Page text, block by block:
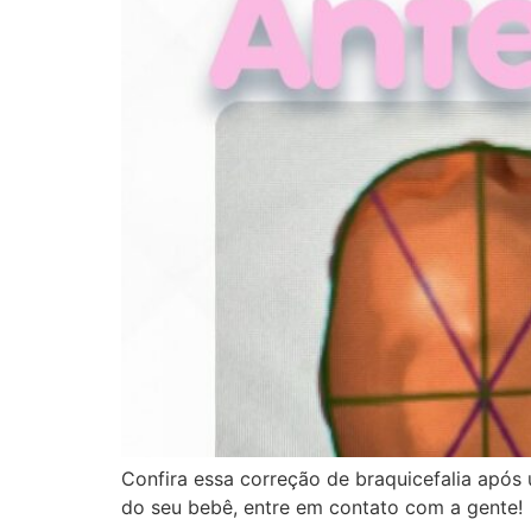
Confira essa correção de braquicefalia
do seu bebê, entre em contato com a gente!